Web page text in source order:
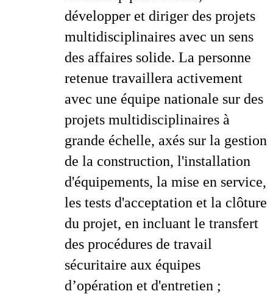
développer et diriger des projets
multidisciplinaires avec un sens
des affaires solide. La personne
retenue travaillera activement
avec une équipe nationale sur des
projets multidisciplinaires à
grande échelle, axés sur la gestion
de la construction, l'installation
d'équipements, la mise en service,
les tests d'acceptation et la clôture
du projet, en incluant le transfert
des procédures de travail
sécuritaire aux équipes
d’opération et d'entretien ;